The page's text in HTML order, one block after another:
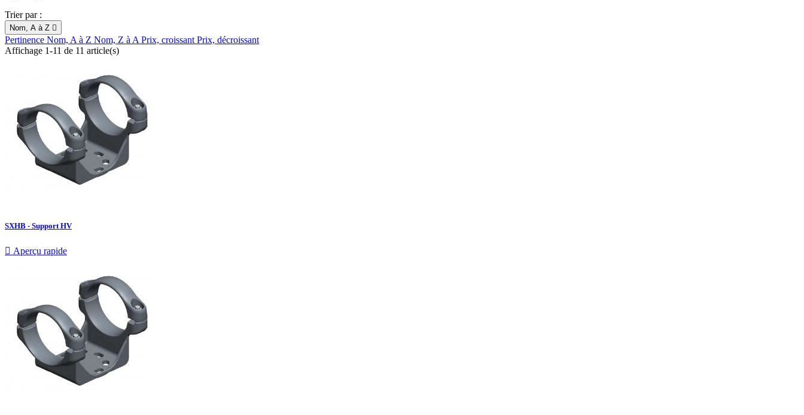
Trier par :
Nom, A à Z 
Pertinence Nom, A à Z Nom, Z à A Prix, croissant Prix, décroissant
Affichage 1-11 de 11 article(s)
SXHB - Support HV
 Aperçu rapide